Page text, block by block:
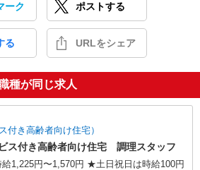
ーク ポストする
る URLをシェア
種が同じ求人
付き高齢者向け住宅）
ス付き高齢者向け住宅 調理スタッフ
1,225円〜1,570円 ★土日祝日は時給100円